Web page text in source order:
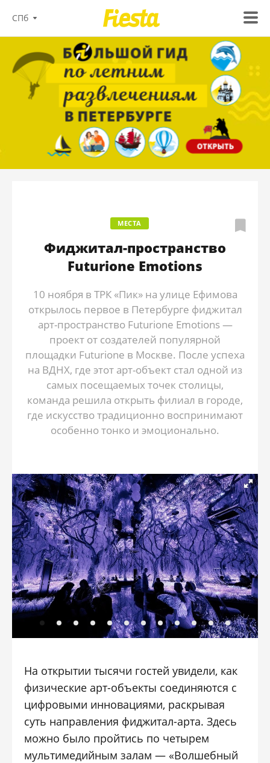
СПб
МЕСТА
Фиджитал-пространство
Futurione Emotions
10 ноября в ТРК «Пик» на улице Ефимова
открылось первое в Петербурге фиджитал
арт-пространство Futurione Emotions —
проект от создателей популярной
площадки Futurione в Москве. После успеха
на ВДНХ, где этот арт-объект стал одной из
самых посещаемых точек столицы,
команда решила открыть филиал в городе,
где искусство традиционно воспринимают
особенно тонко и эмоционально.
На открытии тысячи гостей увидели, как
физические арт-объекты соединяются с
цифровыми инновациями, раскрывая
суть направления фиджитал-арта. Здесь
можно было пройтись по четырем
мультимедийным залам — «Волшебный